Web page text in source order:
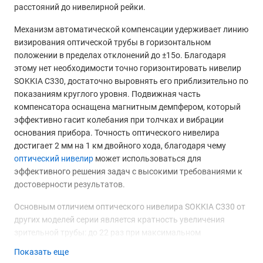
расстояний до нивелирной рейки.
Механизм автоматической компенсации удерживает линию
визирования оптической трубы в горизонтальном
положении в пределах отклонений до ±15о. Благодаря
этому нет необходимости точно горизонтировать нивелир
SOKKIA С330, достаточно выровнять его приблизительно по
показаниям круглого уровня. Подвижная часть
компенсатора оснащена магнитным демпфером, который
эффективно гасит колебания при толчках и вибрации
основания прибора. Точность оптического нивелира
достигает 2 мм на 1 км двойного хода, благодаря чему
оптический нивелир может использоваться для
эффективного решения задач с высокими требованиями к
достоверности результатов.
Основным отличием оптического нивелира SOKKIA С330 от
других моделей серии является кратность увеличения
зрительной трубы: до 22 раз при максимальном
визирования — всего 30 см. Этого вполне достаточно для
Показать еще